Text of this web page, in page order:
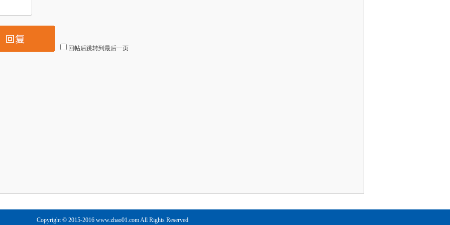
回帖后跳转到最后一页
Copyright © 2015-2016 www.zhao01.com All Rights Reserved